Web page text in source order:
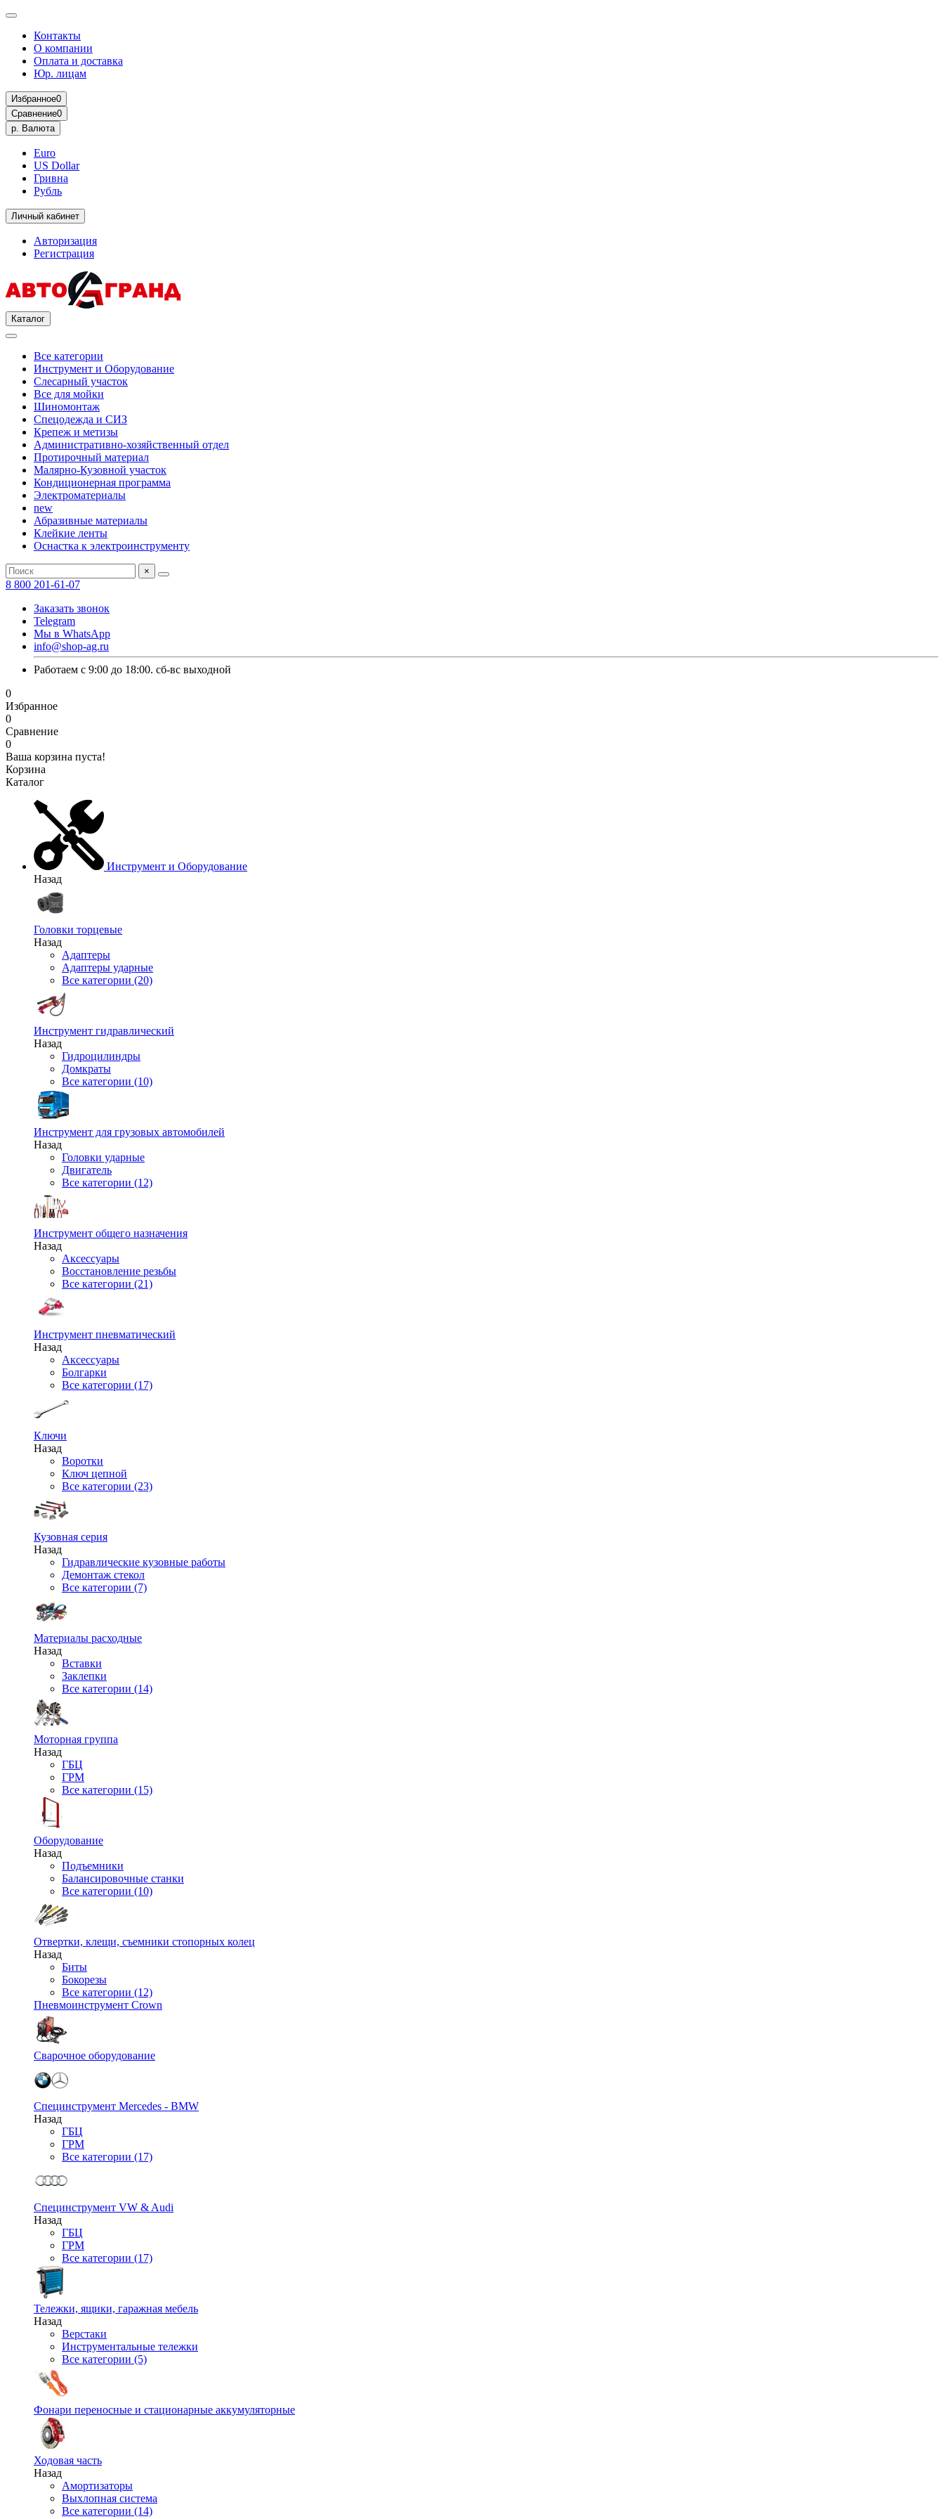
Контакты
О компании
Оплата и доставка
Юр. лицам
Избранное0
Сравнение0
р. Валюта
Euro
US Dollar
Гривна
Рубль
Личный кабинет
Авторизация
Регистрация
Каталог
Все категории
Инструмент и Оборудование
Слесарный участок
Все для мойки
Шиномонтаж
Спецодежда и СИЗ
Крепеж и метизы
Административно-хозяйственный отдел
Протирочный материал
Малярно-Кузовной участок
Кондиционерная программа
Электроматериалы
new
Абразивные материалы
Клейкие ленты
Оснастка к электроинструменту
×
8 800 201-61-07
Заказать звонок
Telegram
Мы в WhatsApp
info@shop-ag.ru
Работаем с 9:00 до 18:00. сб-вс выходной
0
Избранное
0
Сравнение
0
Ваша корзина пуста!
Корзина
Каталог
Инструмент и Оборудование
Назад
Головки торцевые
Назад
Адаптеры
Адаптеры ударные
Все категории (20)
Инструмент гидравлический
Назад
Гидроцилиндры
Домкраты
Все категории (10)
Инструмент для грузовых автомобилей
Назад
Головки ударные
Двигатель
Все категории (12)
Инструмент общего назначения
Назад
Аксессуары
Восстановление резьбы
Все категории (21)
Инструмент пневматический
Назад
Аксессуары
Болгарки
Все категории (17)
Ключи
Назад
Воротки
Ключ цепной
Все категории (23)
Кузовная серия
Назад
Гидравлические кузовные работы
Демонтаж стекол
Все категории (7)
Материалы расходные
Назад
Вставки
Заклепки
Все категории (14)
Моторная группа
Назад
ГБЦ
ГРМ
Все категории (15)
Оборудование
Назад
Подъемники
Балансировочные станки
Все категории (10)
Отвертки, клещи, съемники стопорных колец
Назад
Биты
Бокорезы
Все категории (12)
Пневмоинструмент Crown
Сварочное оборудование
Специнструмент Mercedes - BMW
Назад
ГБЦ
ГРМ
Все категории (17)
Специнструмент VW & Audi
Назад
ГБЦ
ГРМ
Все категории (17)
Тележки, ящики, гаражная мебель
Назад
Верстаки
Инструментальные тележки
Все категории (5)
Фонари переносные и стационарные аккумуляторные
Ходовая часть
Назад
Амортизаторы
Выхлопная система
Все категории (14)